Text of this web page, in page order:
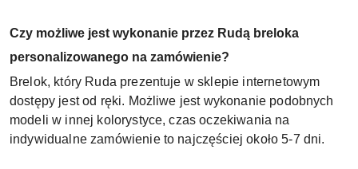
Czy możliwe jest wykonanie przez Rudą breloka
personalizowanego na zamówienie?
Brelok, który Ruda prezentuje w sklepie internetowym
dostępy jest od ręki. Możliwe jest wykonanie podobnych
modeli w innej kolorystyce, czas oczekiwania na
indywidualne zamówienie to najczęściej około 5-7 dni.